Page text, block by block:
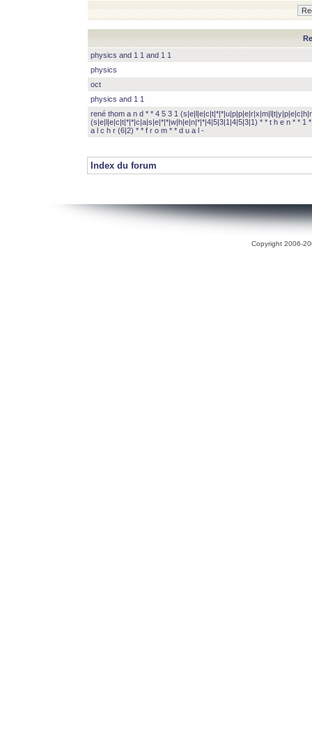
physics and 1 1 and 1 1
physics
oct
physics and 1 1
rené thom a n d * * 4 5 3 1
(s|e|l|e|c|t|*|*|c|a|s|e|*|*|w|h|e|n|*|*|4|5|3|1|4|5|3|1) * * t h e n * * 1
a l c h r (6|2) * * f r o m * * d u a l -
Index du forum
Copyright 2006-